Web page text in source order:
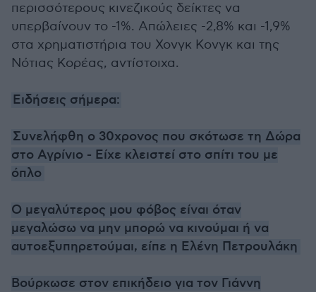
περισσότερους κινεζικούς δείκτες να
υπερβαίνουν το -1%. Απώλειες -2,8% και -1,9%
στα χρηματιστήρια του Χονγκ Κονγκ και της
Νότιας Κορέας, αντίστοιχα.
Ειδήσεις σήμερα:
Συνελήφθη ο 30χρονος που σκότωσε τη Δώρα
στο Αγρίνιο - Είχε κλειστεί στο σπίτι του με
όπλο
Ο μεγαλύτερος μου φόβος είναι όταν
μεγαλώσω να μην μπορώ να κινούμαι ή να
αυτοεξυπηρετούμαι, είπε η Ελένη Πετρουλάκη
Βούρκωσε στον επικήδειο για τον Γιάννη